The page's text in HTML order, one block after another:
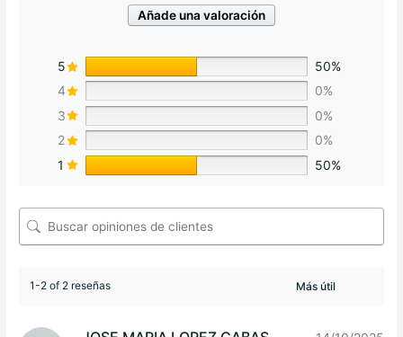
Añade una valoración
5
50%
4
0%
3
0%
2
0%
1
50%
1-2 of 2 reseñas